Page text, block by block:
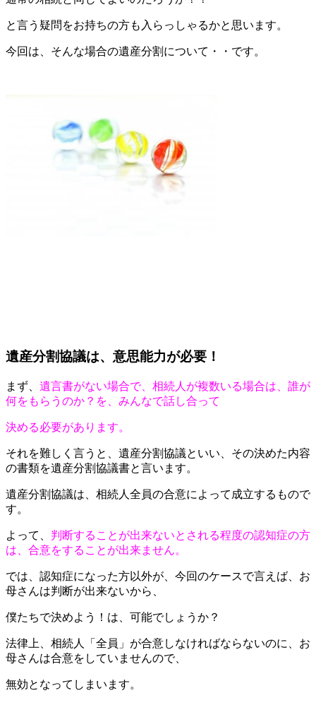
と言う疑問をお持ちの方も入らっしゃるかと思います。
今回は、そんな場合の遺産分割について・・です。
遺産分割協議は、意思能力が必要！
まず、 遺言書がない場合で、相続人が複数いる場合は、誰が
何をもらうのか？を、みんなで話し合って
決める必要があります。
それを難しく言うと、遺産分割協議といい、その決めた内容
の書類を遺産分割協議書と言います。
遺産分割協議は、相続人全員の合意によって成立するもので
す。
よって、 判断することが出来ないとされる程度の認知症の方
は、合意をすることが出来ません。
では、認知症になった方以外が、今回のケースで言えば、お
母さんは判断が出来ないから、
僕たちで決めよう！は、可能でしょうか？
法律上、相続人「全員」が合意しなければならないのに、お
母さんは合意をしていませんので、
無効となってしまいます。